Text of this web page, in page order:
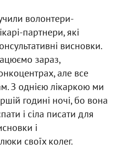
волонтери-
партнери, які
висновки.
зараз,
але все
З однією лікаркою ми
годині ночі, бо вона
і сіла писати для
і
своїх колег.